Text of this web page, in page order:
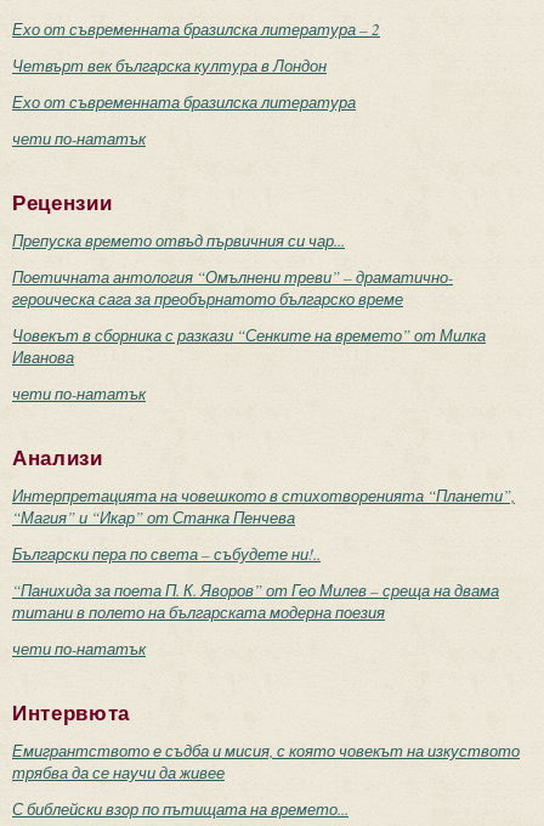
Ехо от съвременната бразилска литература – 2
Четвърт век българска култура в Лондон
Ехо от съвременната бразилска литература
чети по-нататък
Рецензии
Препуска времето отвъд първичния си чар...
Поетичната антология “Омълнени треви” – драматично-
героическа сага за преобърнатото българско време
Човекът в сборника с разкази “Сенките на времето” от Милка
Иванова
чети по-нататък
Анализи
Интерпретацията на човешкото в стихотворенията “Планети”,
“Магия” и “Икар” от Станка Пенчева
Български пера по света – събудете ни!..
“Панихида за поета П. К. Яворов” от Гео Милев – среща на двама
титани в полето на българската модерна поезия
чети по-нататък
Интервюта
Емигрантството е съдба и мисия, с която човекът на изкуството
трябва да се научи да живее
С библейски взор по пътищата на времето...